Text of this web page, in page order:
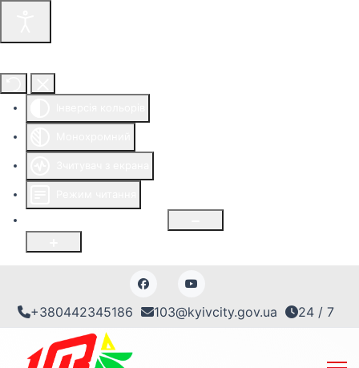
+380442345186 103@kyivcity.gov.ua 24 / 7